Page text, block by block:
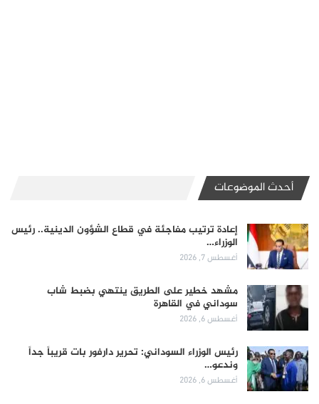
أحدث الموضوعات
إعادة ترتيب مفاجئة في قطاع الشؤون الدينية.. رئيس
الوزراء…
أغسطس 7, 2026
مشهد خطير على الطريق ينتهي بضبط شاب
سوداني في القاهرة
أغسطس 6, 2026
رئيس الوزراء السوداني: تحرير دارفور بات قريباً جداً
وندعو…
أغسطس 6, 2026